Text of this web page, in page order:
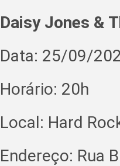
Daisy Jones &
Data: 25/09/
Horário: 20h
Local: Hard
Endereço: Rua